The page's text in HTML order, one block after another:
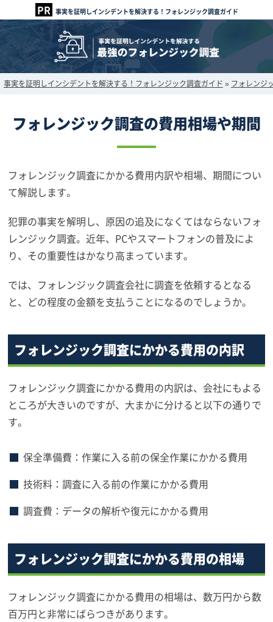
事実を証明しインシデントを解決する！フォレンジック調査ガイド
事実を証明しインシデントを解決する！フォレンジック調査ガイド » フォレンジ
フォレンジック調査の費用相場や期間
フォレンジック調査にかかる費用内訳や相場、期間につい
て解説します。
犯罪の事実を解明し、原因の追及になくてはならないフォ
レンジック調査。近年、PCやスマートフォンの普及によ
り、その重要性はかなり高まっています。
では、フォレンジック調査会社に調査を依頼するとなる
と、どの程度の金額を支払うことになるのでしょうか。
フォレンジック調査にかかる費用の内訳
フォレンジック調査にかかる費用の内訳は、会社にもよる
ところが大きいのですが、大まかに分けると以下の通りで
す。
保全準備費：作業に入る前の保全作業にかかる費用
技術料：調査に入る前の作業にかかる費用
調査費：データの解析や復元にかかる費用
フォレンジック調査にかかる費用の相場
フォレンジック調査にかかる費用の相場は、数万円から数
百万円と非常にばらつきがあります。